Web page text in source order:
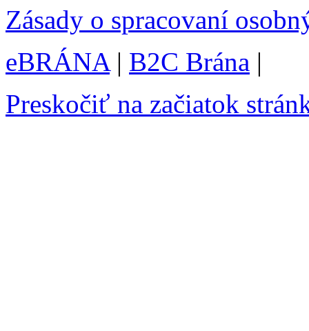
Zásady o spracovaní
eBRÁNA| B2C Brána |
Preskočiť na začiatok